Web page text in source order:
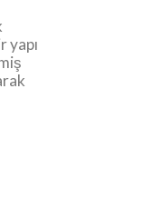
yapı